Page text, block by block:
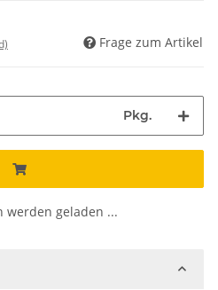
Frage zum Artikel
Pkg.
werden geladen ...